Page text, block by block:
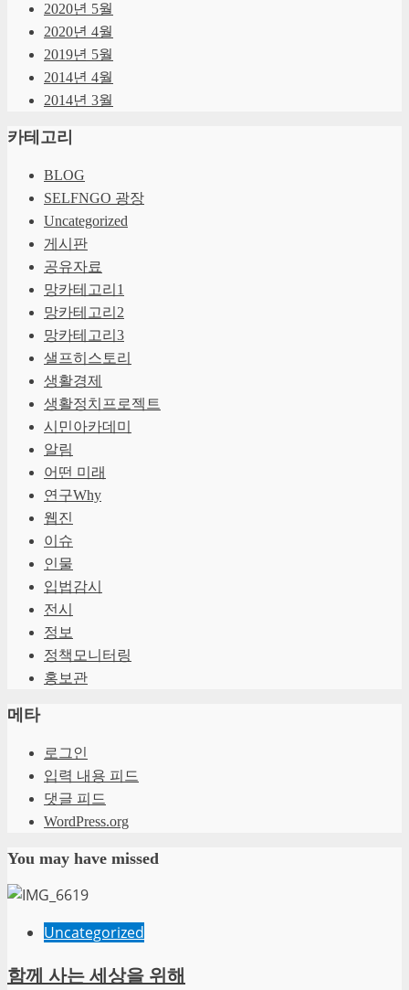
2020년 5월
2020년 4월
2019년 5월
2014년 4월
2014년 3월
카테고리
BLOG
SELFNGO 광장
Uncategorized
게시판
공유자료
망카테고리1
망카테고리2
망카테고리3
샐프히스토리
생활경제
생활정치프로젝트
시민아카데미
알림
어떤 미래
연구Why
웹진
이슈
인물
입법감시
전시
정보
정책모니터링
홍보관
메타
로그인
입력 내용 피드
댓글 피드
WordPress.org
You may have missed
Uncategorized
함께 사는 세상을 위해